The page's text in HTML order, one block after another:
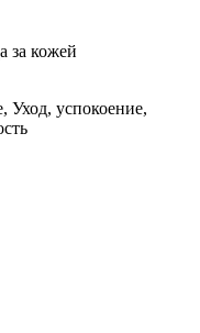
за кожей
Уход, успокоение,